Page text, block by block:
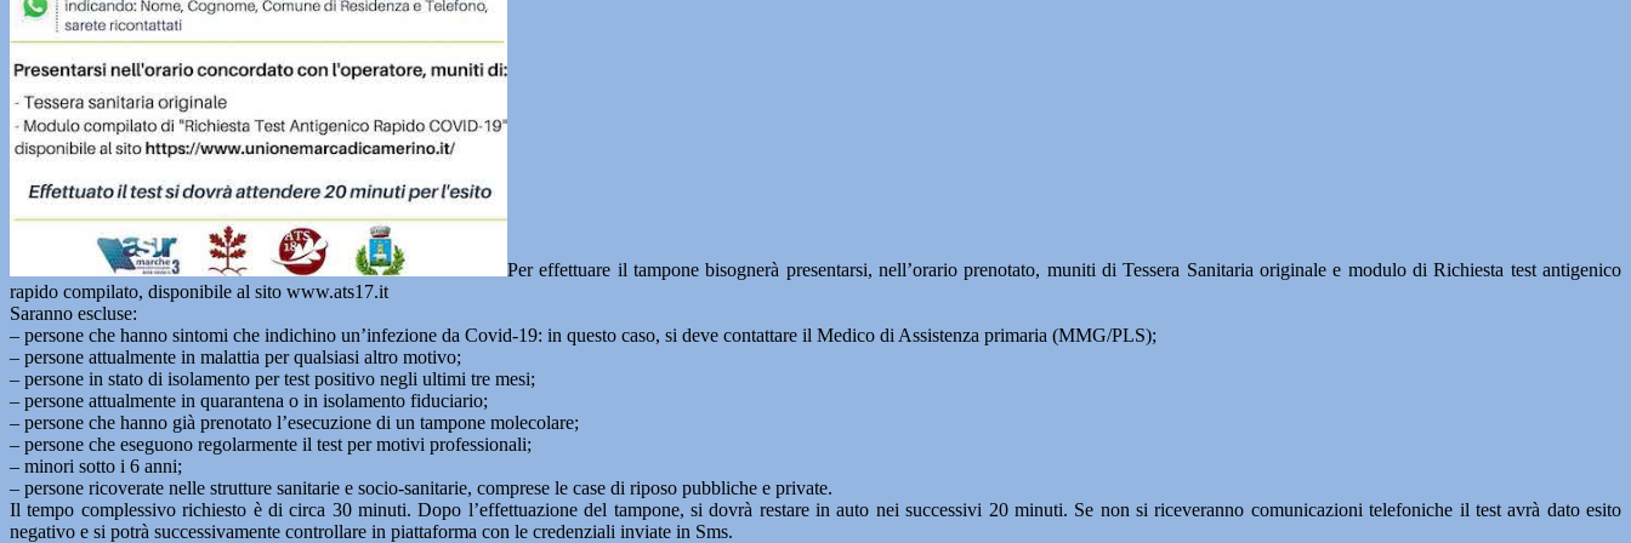
Per effettuare il tampone bisognerà presentarsi, nell’orario prenotato, muniti di Tessera Sanitaria originale e modulo di Richiesta test antigenico
rapido compilato, disponibile al sito www.ats17.it
Saranno escluse:
– persone che hanno sintomi che indichino un’infezione da Covid-19: in questo caso, si deve contattare il Medico di Assistenza primaria (MMG/PLS);
– persone attualmente in malattia per qualsiasi altro motivo;
– persone in stato di isolamento per test positivo negli ultimi tre mesi;
– persone attualmente in quarantena o in isolamento fiduciario;
– persone che hanno già prenotato l’esecuzione di un tampone molecolare;
– persone che eseguono regolarmente il test per motivi professionali;
– minori sotto i 6 anni;
– persone ricoverate nelle strutture sanitarie e socio-sanitarie, comprese le case di riposo pubbliche e private.
Il tempo complessivo richiesto è di circa 30 minuti. Dopo l’effettuazione del tampone, si dovrà restare in auto nei successivi 20 minuti. Se non si riceveranno comunicazioni telefoniche il test avrà dato esito
negativo e si potrà successivamente controllare in piattaforma con le credenziali inviate in Sms.